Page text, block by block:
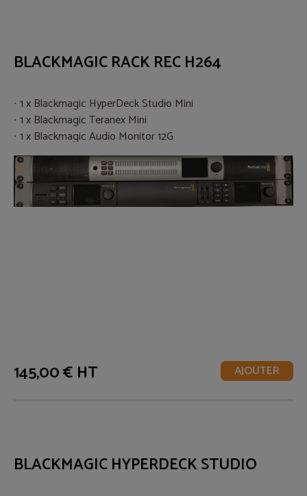
BLACKMAGIC RACK REC H264
1 x Blackmagic HyperDeck Studio Mini
1 x Blackmagic Teranex Mini
1 x Blackmagic Audio Monitor 12G
145,00 € HT AJOUTER
BLACKMAGIC HYPERDECK STUDIO